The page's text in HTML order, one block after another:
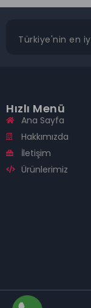
Türkiye'nin en
Hızlı Menü
Ana Sayfa
Hakkımızda
İletişim
Ürünlerimiz